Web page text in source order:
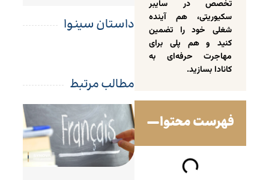
تخصص در سایبر
سکیوریتی، هم آینده‌
شغلی خود را تضمین
کنید و هم پلی برای
مهاجرت حرفه‌ای به
کانادا بسازید.
فهرست محتوا
داستان سینوا
مطالب مرتبط